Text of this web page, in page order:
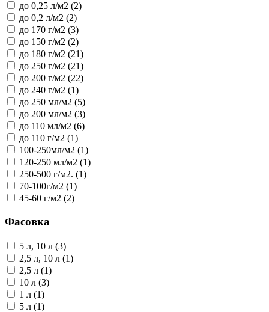
до 0,25 л/м2 (2)
до 0,2 л/м2 (2)
до 170 г/м2 (3)
до 150 г/м2 (2)
до 180 г/м2 (21)
до 250 г/м2 (21)
до 200 г/м2 (22)
до 240 г/м2 (1)
до 250 мл/м2 (5)
до 200 мл/м2 (3)
до 110 мл/м2 (6)
до 110 г/м2 (1)
100-250мл/м2 (1)
120-250 мл/м2 (1)
250-500 г/м2. (1)
70-100г/м2 (1)
45-60 г/м2 (2)
Фасовка
5 л, 10 л (3)
2,5 л, 10 л (1)
2,5 л (1)
10 л (3)
1 л (1)
5 л (1)